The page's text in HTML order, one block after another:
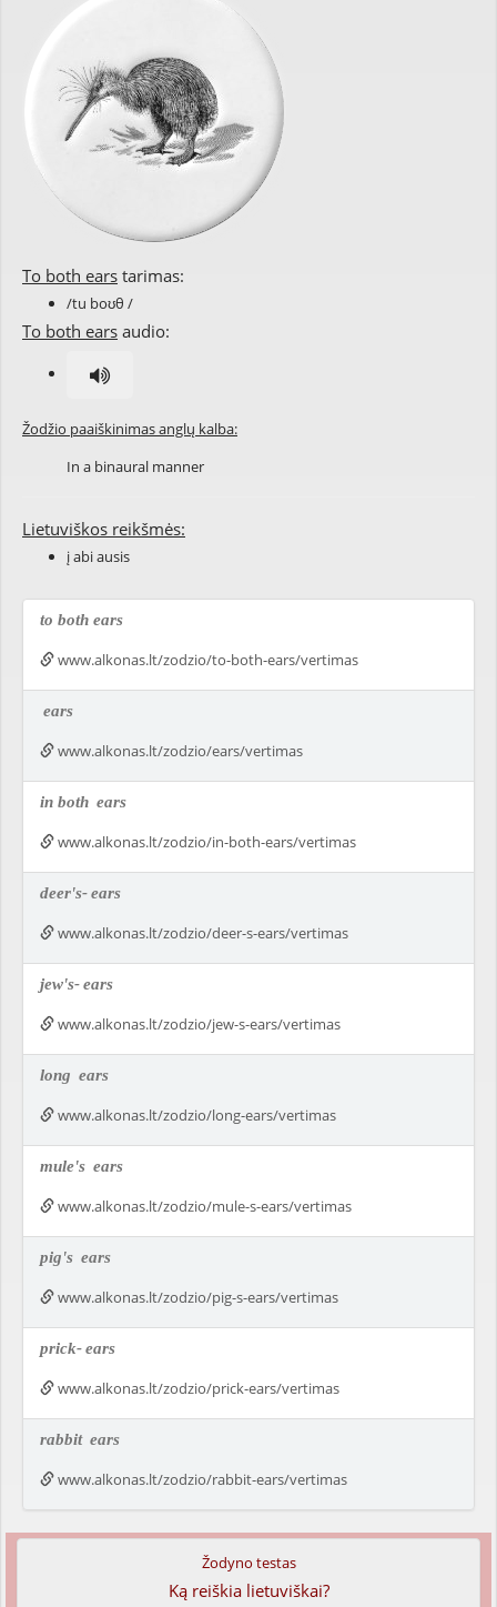
To both ears tarimas:
/tu boʊθ /
To both ears audio:
Žodžio paaiškinimas anglų kalba:
In a binaural manner
Lietuviškos reikšmės:
į abi ausis
to both ears
www.alkonas.lt/zodzio/to-both-ears/vertimas
ears
www.alkonas.lt/zodzio/ears/vertimas
in both ears
www.alkonas.lt/zodzio/in-both-ears/vertimas
deer's-ears
www.alkonas.lt/zodzio/deer-s-ears/vertimas
jew's-ears
www.alkonas.lt/zodzio/jew-s-ears/vertimas
long ears
www.alkonas.lt/zodzio/long-ears/vertimas
mule's ears
www.alkonas.lt/zodzio/mule-s-ears/vertimas
pig's ears
www.alkonas.lt/zodzio/pig-s-ears/vertimas
prick-ears
www.alkonas.lt/zodzio/prick-ears/vertimas
rabbit ears
www.alkonas.lt/zodzio/rabbit-ears/vertimas
Žodyno testas
Ką reiškia lietuviškai?